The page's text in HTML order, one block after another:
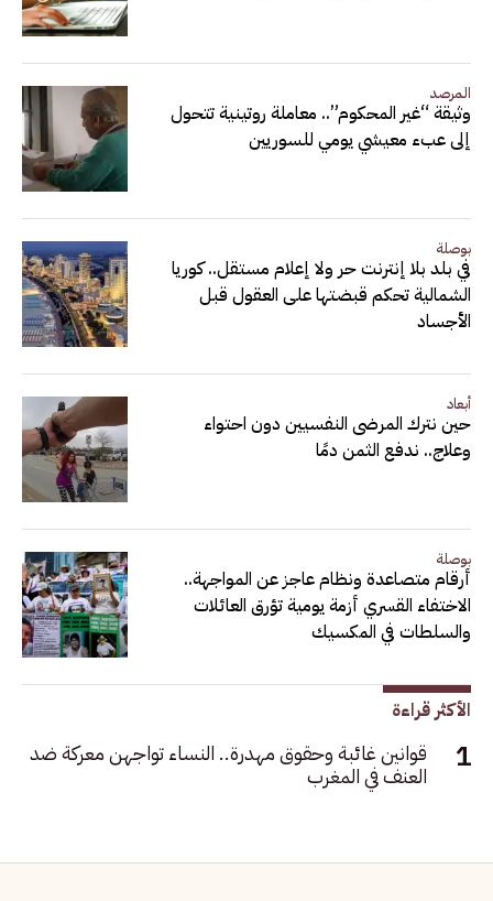
المرصد
وثيقة “غير المحكوم”.. معاملة روتينية تتحول
إلى عبء معيشي يومي للسوريين
بوصلة
في بلد بلا إنترنت حر ولا إعلام مستقل.. كوريا
الشمالية تحكم قبضتها على العقول قبل
الأجساد
أبعاد
حين نترك المرضى النفسيين دون احتواء
وعلاج.. ندفع الثمن دمًا
بوصلة
أرقام متصاعدة ونظام عاجز عن المواجهة..
الاختفاء القسري أزمة يومية تؤرق العائلات
والسلطات في المكسيك
الأكثر قراءة
قوانين غائبة وحقوق مهدرة.. النساء تواجهن معركة ضد
العنف في المغرب